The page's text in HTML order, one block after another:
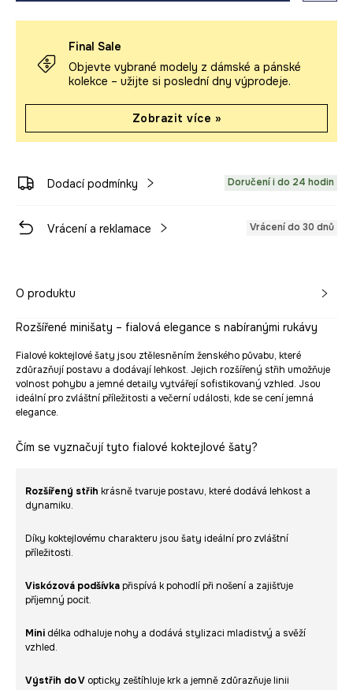
Final Sale
Objevte vybrané modely z dámské a pánské
kolekce – užijte si poslední dny výprodeje.
Zobrazit více »
Dodací podmínky Doručení i do 24 hodin
Vrácení a reklamace Vrácení do 30 dnů
O produktu
Rozšířené minišaty – fialová elegance s nabíranými rukávy
Fialové koktejlové šaty jsou ztělesněním ženského půvabu, které
zdůrazňují postavu a dodávají lehkost. Jejich rozšířený střih umožňuje
volnost pohybu a jemné detaily vytvářejí sofistikovaný vzhled. Jsou
ideální pro zvláštní příležitosti a večerní události, kde se cení jemná
elegance.
Čím se vyznačují tyto fialové koktejlové šaty?
Rozšířený střih krásně tvaruje postavu, které dodává lehkost a
dynamiku.
Díky koktejlovému charakteru jsou šaty ideální pro zvláštní
příležitosti.
Viskózová podšívka přispívá k pohodlí při nošení a zajišťuje
příjemný pocit.
Mini délka odhaluje nohy a dodává stylizaci mladistvý a svěží
vzhled.
Výstřih do V opticky zeštíhluje krk a jemně zdůrazňuje linii